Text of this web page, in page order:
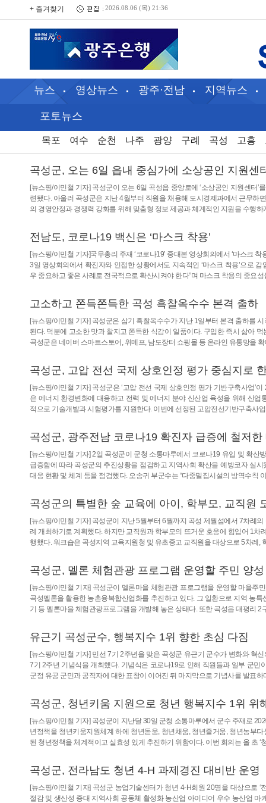
+ 즐겨찾기 2026.08.06 (목) 21:36
뉴스 영상뉴스 광주·전남 지역뉴스
포토뉴스
목포 여수 순천 나주 광양 구례 곡성 고흥
곡성군, 오는 6일 읍내 중심가에 소상공인 지원센
[뉴스핑/이민철 기자] 곡성군이 오는 6일 곡성읍 중앙로에 ‘소상공인 지원센터
련됐다. 아울러 곡성군은 지난 4월부터 직원을 채용해 도시경제과에서 근무
의 경영안정과 경쟁력 강화를 위해 맞춤형 정보 제공과 체계적인 지원을 수행
전남도, 코로나19 백신은 ‘마스크 착용’
[뉴스핑/이민철 기자]국무총리 주재 ‘코로나19’ 중대본 영상회의에서 ‘마스크
3일 영상회의에서 확진자와 인접한 상황에서도 지속적인 ‘마스크 착용’으로
우 중요하고 좋은 사례로 전국적으로 확산시켜야 한다”며 마스크 착용의 중요
고소하고 쫀득쫀득한 곡성 흑찰옥수수 본격 출하
[뉴스핑/이민철 기자] 곡성군은 삼기 흑찰옥수수가 지난 1일부터 본격 출하를
된다. 덕분에 고소한 맛과 찰지고 쫀득한 식감이 일품이다. 구입한 즉시 삶아
곡성군은 네이버 스마트스토어, 위메프, 남도장터 쇼핑몰 등 온라인 유통망을
곡성군, 고압 전선 국제 상호인정 평가 중심지로
[뉴스핑/이민철 기자] 곡성군은 ‘고압 전선 국제 상호인정 평가 기반구축사업
은 에너지 환경변화에 대응하고 전력 및 에너지 분야 신산업 육성을 위해 산
적으로 기술개발과 시험평가를 지원한다. 이번에 선정된 고압전선기반구축사
곡성군, 광주전남 코로나19 확진자 급증에 철저한
[뉴스핑/이민철 기자] 2일 곡성군이 군청 소통마루에서 코로나19 유입 및 확
급증함에 따라 곡성군의 추진상황을 점검하고 지역사회 확산을 예방코자 실
대응 현황 및 체계 등을 점검했다. 오송귀 부군수는 “다중밀집시설의 방역수
곡성군의 특별한 숲 교육에 아이, 학부모, 교직원
[뉴스핑/이민철 기자] 곡성군이 지난 5월부터 6월까지 곡성 제월섬에서 7차례
례 개최하기로 계획했다. 하지만 교직원과 학부모의 뜨거운 호응에 힘입어 1
행했다. 워크숍은 곡성지역 교육지원청 및 유초중고 교직원을 대상으로 5차례
곡성군, 멜론 체험관광 프로그램 운영할 주민 양성
[뉴스핑/이민철 기자] 곡성군이 멜론마을 체험관광 프로그램을 운영할 마을
곡성멜론을 활용한 농촌융복합산업화를 추진하고 있다. 그 일환으로 지역 농
기 등 멜론마을 체험관광프로그램을 개발해 놓은 상태다. 또한 곡성읍 대평리
유근기 곡성군수, 행복지수 1위 향한 초심 다짐
[뉴스핑/이민철 기자] 민선 7기 2주년을 맞은 곡성군 유근기 군수가 변화와 혁
7기 2주년 기념식을 개최했다. 기념식은 코로나19로 인해 직원들과 일부 군
군정 유공 군민과 공직자에 대한 표창이 이어진 뒤 마지막으로 기념사를 발표
곡성군, 청년키움 지원으로 청년 행복지수 1위 위
[뉴스핑/이민철 기자] 곡성군이 지난달 30일 군청 소통마루에서 군수 주재로
년정책을 청년키움지원체계 하에 청년돋움, 청년채움, 청년즐거움, 청년농부
된 청년정책을 체계적이고 실효성 있게 추진하기 위함이다. 이번 회의는 올 초
곡성군, 전라남도 청년 4-H 과제경진 대비반 운영
[뉴스핑/이민철 기자] 곡성군 농업기술센터가 청년 4-H회원 20명을 대상으로
절감 및 생산성 증대 지역사회 공동체 활성화 농산업 아이디어 우수 농산업